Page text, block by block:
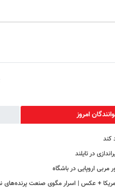
امروز
کند
مربی اروپایی در باشگاه
+ عکس | اسرار مگوی صنعت پرنده‌های